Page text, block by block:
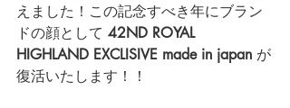
えました！この記念すべき年にブラン
ドの顔として 42ND ROYAL
HIGHLAND EXCLISIVE made in japan が
復活いたします！！